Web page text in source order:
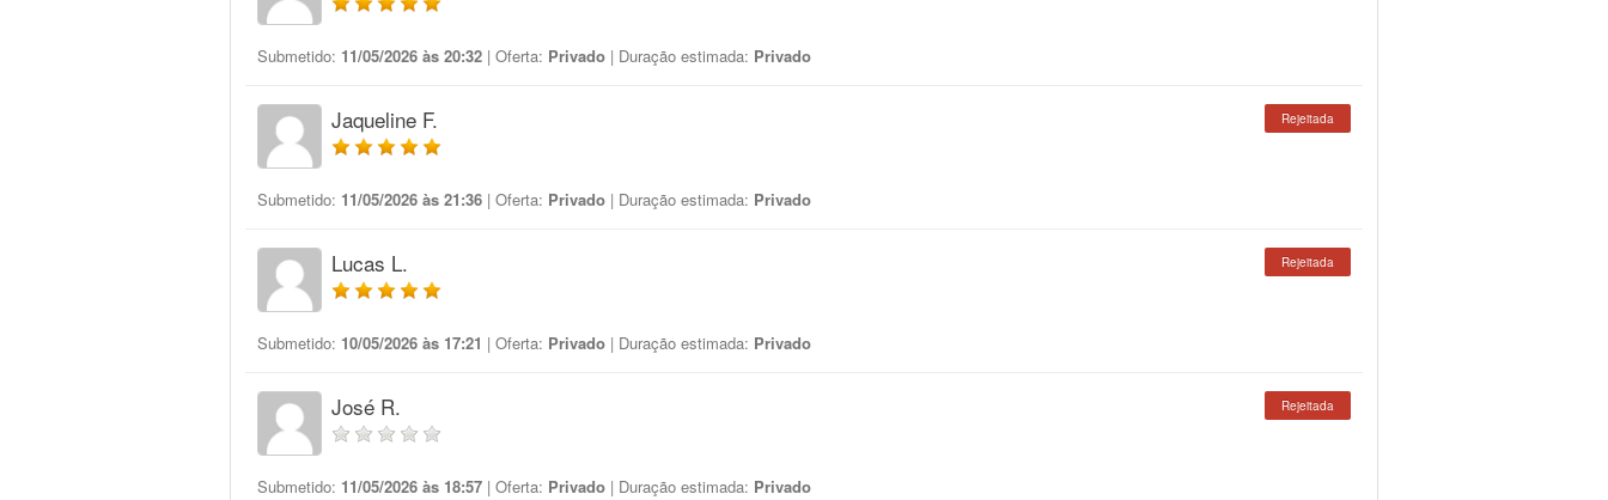
Submetido: 11/05/2026 às 20:32 | Oferta: Privado | Duração estimada: Privado
Jaqueline F. Rejeitada
Submetido: 11/05/2026 às 21:36 | Oferta: Privado | Duração estimada: Privado
Lucas L. Rejeitada
Submetido: 10/05/2026 às 17:21 | Oferta: Privado | Duração estimada: Privado
José R. Rejeitada
Submetido: 11/05/2026 às 18:57 | Oferta: Privado | Duração estimada: Privado